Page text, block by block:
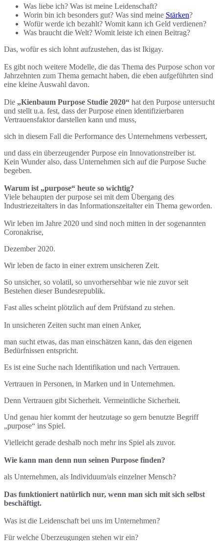
Was liebe ich? Was ist meine Leidenschaft?
Worin bin ich besonders gut? Was sind meine Stärken?
Wofür werde ich bezahlt? Womit kann ich Geld verdienen?
Was braucht die Welt? Womit leiste ich einen Beitrag?
Das, wofür es sich lohnt aufzustehen, das ist Ikigay.
Es gibt noch weitere Modelle, die das Thema des Purpose schon vor
Jahrzehnten zum Thema gemacht haben, die eben aufgeführten sind
eine kleine Auswahl davon.
Die „Kienbaum Purpose Studie 2020“ hat den Purpose untersucht
und stellt u.a. fest, dass der Purpose einen identifizierbaren
Vertrauensfaktor darstellen kann und muss,
sich in diesem Fall die Performance des Unternehmens verbessert,
und dass ein überzeugender Purpose ein Innovationstreiber ist.
Kein Wunder also, dass Unternehmen sich auf die Purpose Suche
begeben.
Warum ist „purpose“ heute so wichtig?
Viele behaupten der purpose sei mit dem Übergang des
Industriezeitalters in das Informationszeitalter ein Thema geworden.
Wir leben im Jahre 2020 und sind noch mitten in der sogenannten
Coronakrise,
Dezember 2020.
Wir leben de facto in einer extrem unsicheren Zeit.
So unsicher, so volatil, so unvorhersehbar wie nie zuvor seit
Bestehen dieser Bundesrepublik.
Fast alles scheint plötzlich auf dem Prüfstand zu stehen.
In unsicheren Zeiten sucht man einen Anker,
man sucht etwas, das man einschätzen kann, das den eigenen
Bedürfnissen entspricht.
Es ist eine Suche nach Identifikation und nach Vertrauen.
Vertrauen in Personen, in Marken und in Unternehmen.
Denn Vertrauen gibt Sicherheit. Vermeintliche Sicherheit.
Und genau hier kommt der heutzutage so gern benutzte Begriff
„purpose“ ins Spiel.
Vielleicht gerade deshalb noch mehr ins Spiel als zuvor.
Wie kann man denn nun seinen Purpose finden?
als Unternehmen, als Individuum/als einzelner Mensch?
Das funktioniert natürlich nur, wenn man sich mit sich selbst
beschäftigt.
Was ist die Leidenschaft bei uns im Unternehmen?
Für welche Überzeugungen stehen wir ein?